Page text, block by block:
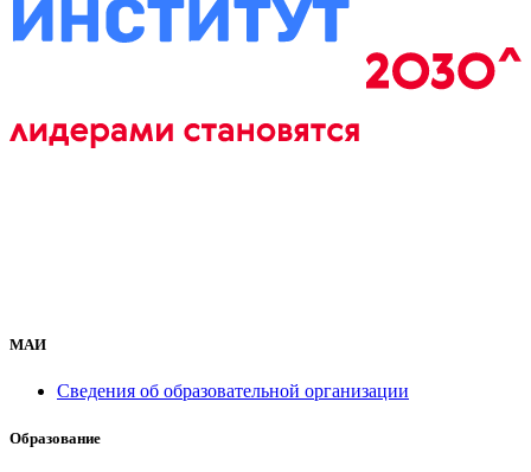
МАИ
Сведения об образовательной организации
Образование